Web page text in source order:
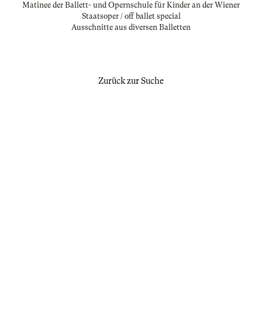
Matinee der Ballett- und Opernschule für Kinder an der Wiener
Staatsoper / off ballet special
Ausschnitte aus diversen Balletten
Zurück zur Suche